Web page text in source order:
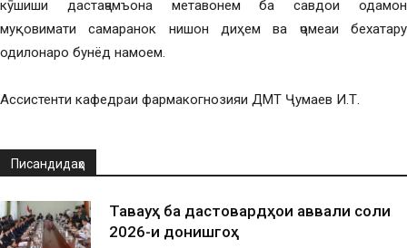
кӯшиши дастаҷамъона метавонем ба савдои одамон
муқовимати самаранок нишон диҳем ва ҷомеаи бехатару
одилонаро бунёд намоем.
Ассистенти кафедраи фармакогнозияи ДМТ Ҷумаев И.Т.
Писандидаҳо
Таваҷҷуҳ ба дастовардҳои аввали соли
2026-и донишгоҳ